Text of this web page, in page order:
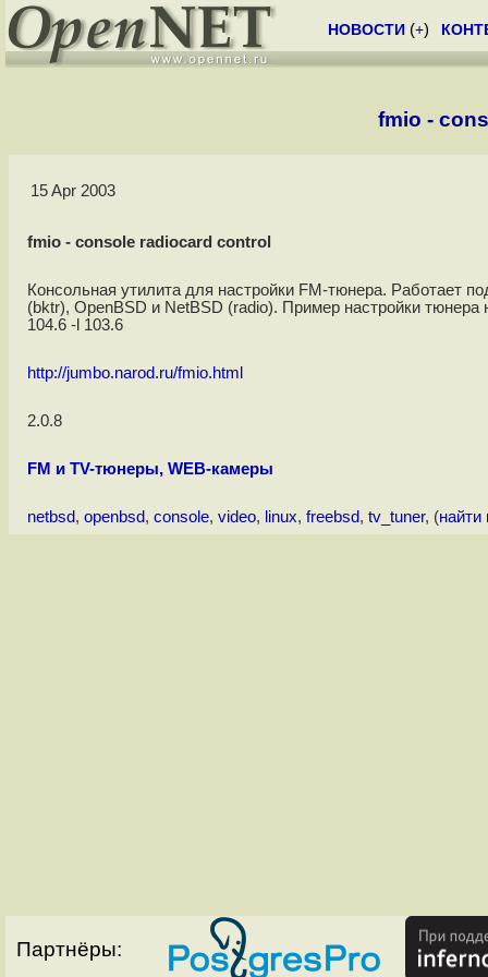
НОВОСТИ (+)
fmio -
15 Apr 2003
fmio - console radiocard control
Консольная утилита для настройки FM-тюнера. Работает
(bktr), OpenBSD и NetBSD (radio). Пример настройки тюнера
104.6 -l 103.6
http://jumbo.narod.ru/fmio.html
2.0.8
FM и TV-тюнеры, WEB-камеры
netbsd, openbsd, console, video, linux, freebsd, tv_tuner, (найти
Партнёры: